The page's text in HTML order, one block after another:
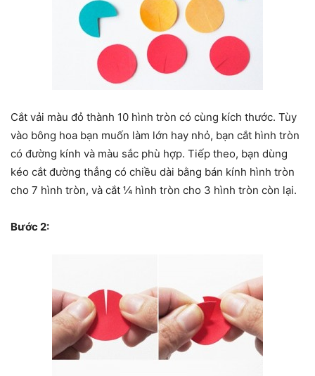
Cắt vải màu đỏ thành 10 hình tròn có cùng kích thước. Tùy
vào bông hoa bạn muốn làm lớn hay nhỏ, bạn cắt hình tròn
có đường kính và màu sắc phù hợp. Tiếp theo, bạn dùng
kéo cắt đường thẳng có chiều dài bằng bán kính hình tròn
cho 7 hình tròn, và cắt ¼ hình tròn cho 3 hình tròn còn lại.
Bước 2: